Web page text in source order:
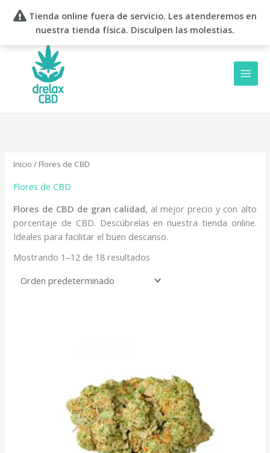
Tienda online fuera de servicio. Les atenderemos en
nuestra tienda física. Disculpen las molestias.
contenido
Inicio / Flores de CBD
Flores de CBD
Flores de CBD de gran calidad, al mejor precio y con alto
porcentaje de CBD. Descúbrelas en nuestra tienda online.
Ideales para facilitar el buen descanso.
Mostrando 1–12 de 18 resultados